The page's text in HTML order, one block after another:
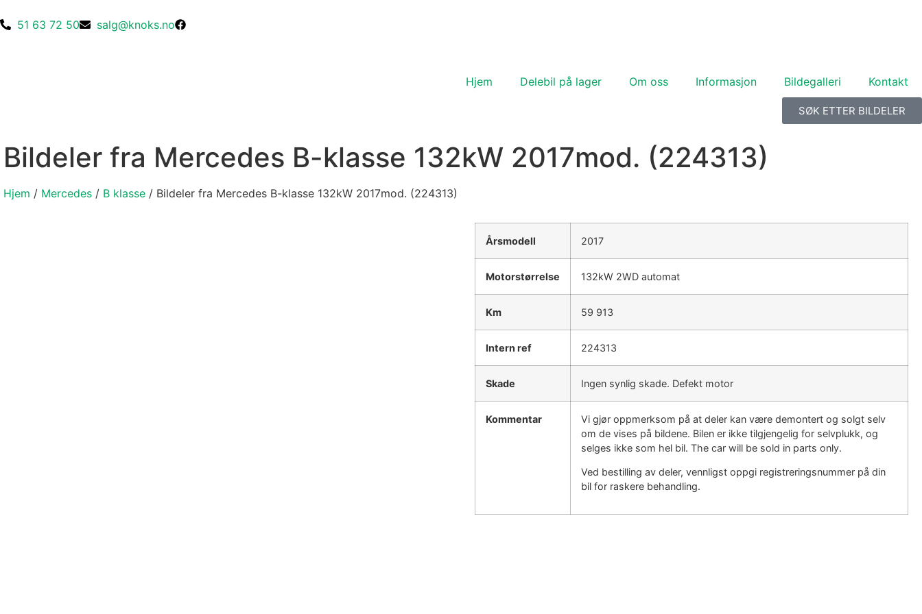
51 63 72 50 salg@knoks.no
Hjem Delebil på lager Om oss Informasjon Bildegalleri Kontakt
SØK ETTER BILDELER
Bildeler fra Mercedes B-klasse 132kW 2017mod. (224313)
Hjem / Mercedes / B klasse / Bildeler fra Mercedes B-klasse 132kW 2017mod. (224313)
Årsmodell 2017
Motorstørrelse 132kW 2WD automat
Km 59 913
Intern ref 224313
Skade Ingen synlig skade. Defekt motor
Kommentar
Vi gjør oppmerksom på at deler kan være demontert og solgt selv
om de vises på bildene. Bilen er ikke tilgjengelig for selvplukk, og
selges ikke som hel bil. The car will be sold in parts only.
Ved bestilling av deler, vennligst oppgi registreringsnummer på din
bil for raskere behandling.